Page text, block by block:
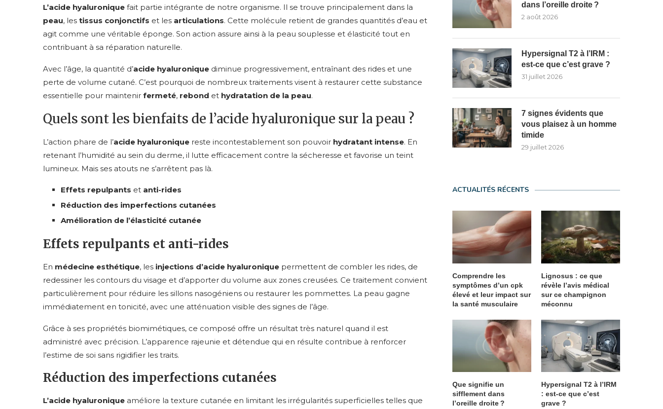
L’acide hyaluronique fait partie intégrante de notre organisme. Il se trouve principalement dans la
peau, les tissus conjonctifs et les articulations. Cette molécule retient de grandes quantités d’eau et
agit comme une véritable éponge. Son action assure ainsi à la peau souplesse et élasticité tout en
contribuant à sa réparation naturelle.
Avec l’âge, la quantité d’acide hyaluronique diminue progressivement, entraînant des rides et une
perte de volume cutané. C’est pourquoi de nombreux traitements visent à restaurer cette substance
essentielle pour maintenir fermeté, rebond et hydratation de la peau.
Quels sont les bienfaits de l’acide hyaluronique sur la peau ?
L’action phare de l’acide hyaluronique reste incontestablement son pouvoir hydratant intense. En
retenant l’humidité au sein du derme, il lutte efficacement contre la sécheresse et favorise un teint
lumineux. Mais ses atouts ne s’arrêtent pas là.
Effets repulpants et anti-rides
Réduction des imperfections cutanées
Amélioration de l’élasticité cutanée
Effets repulpants et anti-rides
En médecine esthétique, les injections d’acide hyaluronique permettent de combler les rides, de
redessiner les contours du visage et d’apporter du volume aux zones creusées. Ce traitement convient
particulièrement pour réduire les sillons nasogéniens ou restaurer les pommettes. La peau gagne
immédiatement en tonicité, avec une atténuation visible des signes de l’âge.
Grâce à ses propriétés biomimétiques, ce composé offre un résultat très naturel quand il est
administré avec précision. L’apparence rajeunie et détendue qui en résulte contribue à renforcer
l’estime de soi sans rigidifier les traits.
Réduction des imperfections cutanées
L’acide hyaluronique améliore la texture cutanée en limitant les irrégularités superficielles telles que
dans l’oreille droite ?
2 août 2026
Hypersignal T2 à l’IRM :
est-ce que c’est grave ?
31 juillet 2026
7 signes évidents que
vous plaisez à un homme
timide
29 juillet 2026
ACTUALITÉS RÉCENTS
Comprendre les
symptômes d’un cpk
élevé et leur impact sur
la santé musculaire
Lignosus : ce que
révèle l’avis médical
sur ce champignon
méconnu
Que signifie un
sifflement dans
l’oreille droite ?
Hypersignal T2 à l’IRM
: est-ce que c’est
grave ?